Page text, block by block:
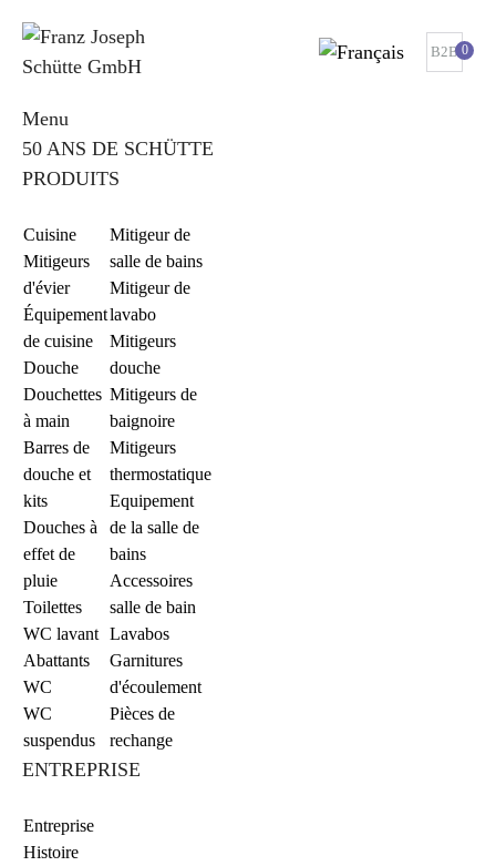
B2B 0
Menu
50 ANS DE SCHÜTTE
PRODUITS
Cuisine
Mitigeurs
d'évier
Équipement
de cuisine
Douche
Douchettes
à main
Barres de
douche et
kits
Douches à
effet de
pluie
Toilettes
WC lavant
Abattants
WC
WC
suspendus
Mitigeur de
salle de bains
Mitigeur de
lavabo
Mitigeurs
douche
Mitigeurs de
baignoire
Mitigeurs
thermostatique
Equipement
de la salle de
bains
Accessoires
salle de bain
Lavabos
Garnitures
d'écoulement
Pièces de
rechange
ENTREPRISE
Entreprise
Histoire